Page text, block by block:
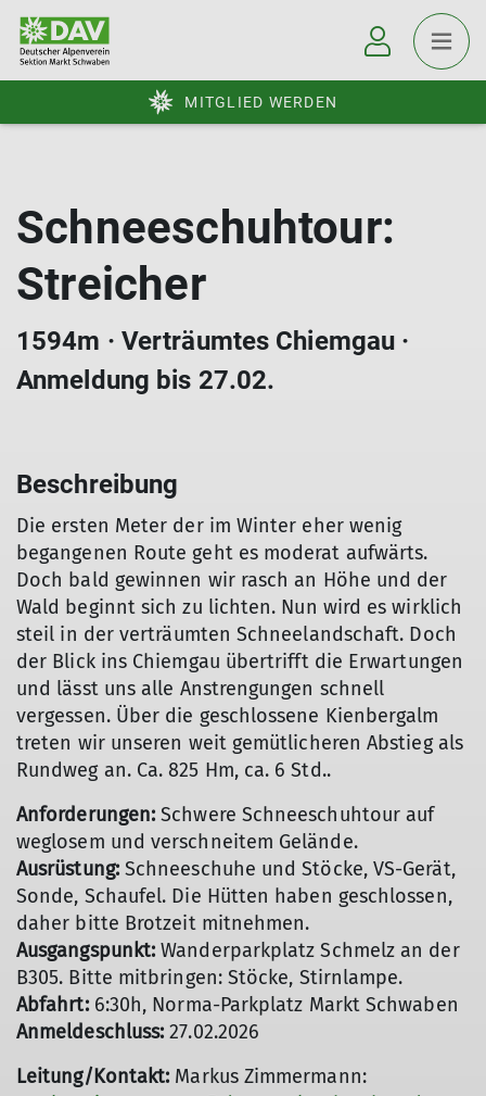
MITGLIED WERDEN
Schneeschuhtour:
Streicher
1594m · Verträumtes Chiemgau ·
Anmeldung bis 27.02.
Beschreibung
Die ersten Meter der im Winter eher wenig
begangenen Route geht es moderat aufwärts.
Doch bald gewinnen wir rasch an Höhe und der
Wald beginnt sich zu lichten. Nun wird es wirklich
steil in der verträumten Schneelandschaft. Doch
der Blick ins Chiemgau übertrifft die Erwartungen
und lässt uns alle Anstrengungen schnell
vergessen. Über die geschlossene Kienbergalm
treten wir unseren weit gemütlicheren Abstieg als
Rundweg an. Ca. 825 Hm, ca. 6 Std..
Anforderungen:Schwere Schneeschuhtour auf
weglosem und verschneitem Gelände.
Ausrüstung: Schneeschuhe und Stöcke, VS-Gerät,
Sonde, Schaufel. Die Hütten haben geschlossen,
daher bitte Brotzeit mitnehmen.
Ausgangspunkt:Wanderparkplatz Schmelz an der
B305. Bitte mitbringen: Stöcke, Stirnlampe.
Abfahrt: 6:30h, Norma-Parkplatz Markt Schwaben
Anmeldeschluss:27.02.2026
Leitung/Kontakt: Markus Zimmermann: